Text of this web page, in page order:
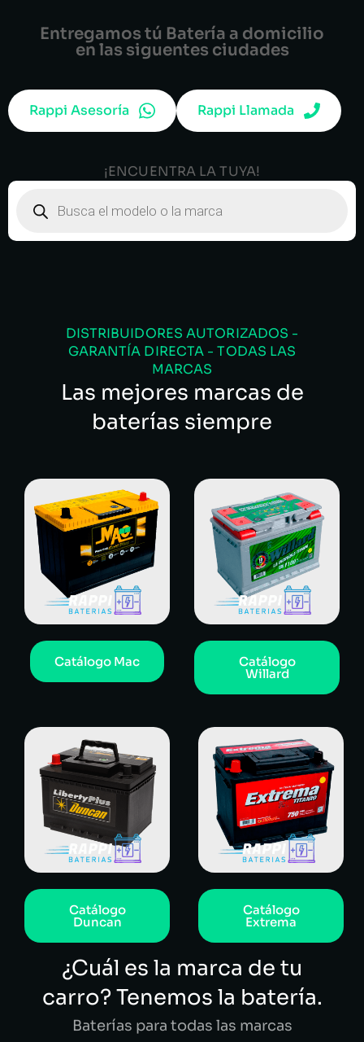
Entregamos tú Batería a domicilio
en las siguentes ciudades
Rappi Asesoría Rappi Llamada
¡ENCUENTRA LA TUYA!
DISTRIBUIDORES AUTORIZADOS -
GARANTÍA DIRECTA - TODAS LAS
MARCAS
Las mejores marcas de
baterías siempre
Catálogo Mac Catálogo
Willard
Catálogo
Duncan
Catálogo
Extrema
¿Cuál es la marca de tu
carro? Tenemos la batería.
Baterías para todas las marcas